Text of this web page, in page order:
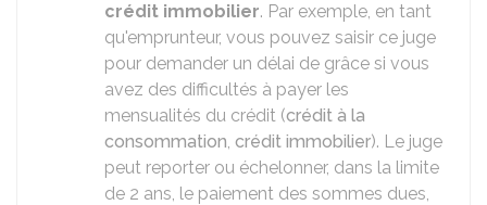
crédit immobilier. Par exemple, en tant
qu'emprunteur, vous pouvez saisir ce juge
pour demander un délai de grâce si vous
avez des difficultés à payer les
mensualités du crédit (crédit à la
consommation, crédit immobilier). Le juge
peut reporter ou échelonner, dans la limite
de 2 ans, le paiement des sommes dues,